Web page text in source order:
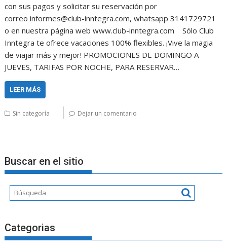
con sus pagos y solicitar su reservación por
correo informes@club-inntegra.com, whatsapp 3141729721
o en nuestra página web www.club-inntegra.com Sólo Club
Inntegra te ofrece vacaciones 100% flexibles. ¡Vive la magia
de viajar más y mejor! PROMOCIONES DE DOMINGO A
JUEVES, TARIFAS POR NOCHE, PARA RESERVAR…
LEER MÁS
Sin categoría Dejar un comentario
Buscar en el sitio
Categorias